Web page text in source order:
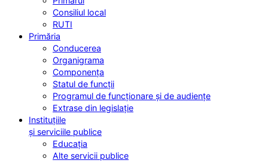
Consiliul local
RUTI
Primăria
Conducerea
Organigrama
Componența
Statul de funcții
Programul de funcționare și de audiențe
Extrase din legislație
Instituțiile
și serviciile publice
Educația
Alte servicii publice